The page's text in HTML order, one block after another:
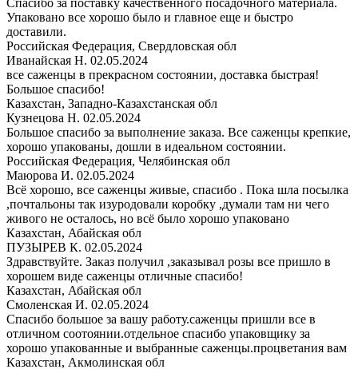
Упаковано все хорошо было и главное еще и быстро
доставили.
Российская Федерация, Свердловская обл
Иванайская Н. 02.05.2024
все саженцы в прекрасном состоянии, доставка быстрая!
Большое спасибо!
Казахстан, Западно-Казахстанская обл
Кузнецова Н. 02.05.2024
Большое спасибо за выполнение заказа. Все саженцы крепкие,
хорошо упакованы, дошли в идеальном состоянии.
Российская Федерация, Челябинская обл
Маюрова И. 02.05.2024
Всё хорошо, все саженцы живые, спасибо . Пока шла посылка
,почтальоны так изуродовали коробку ,думали там ни чего
живого не осталось, но всё было хорошо упаковано
Казахстан, Абайская обл
ПУЗЫРЕВ К. 02.05.2024
Здравствуйте. Заказ получил ,заказывал розы все пришло в
хорошем виде саженцы отличные спасибо!
Казахстан, Абайская обл
Смоленская И. 02.05.2024
Спасибо большое за вашу работу.саженцы пришли все в
отличном соотоянии.отдельное спасибо упаковщику за
хорошо упакованные и выбранные саженцы.процветания вам
Казахстан, Акмолинская обл